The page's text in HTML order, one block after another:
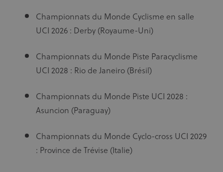
Championnats du Monde Cyclisme en salle
UCI 2026 : Derby (Royaume-Uni)
Championnats du Monde Piste Paracyclisme
UCI 2028 : Rio de Janeiro (Brésil)
Championnats du Monde Piste UCI 2028 :
Asuncion (Paraguay)
Championnats du Monde Cyclo-cross UCI 2029
: Province de Trévise (Italie)